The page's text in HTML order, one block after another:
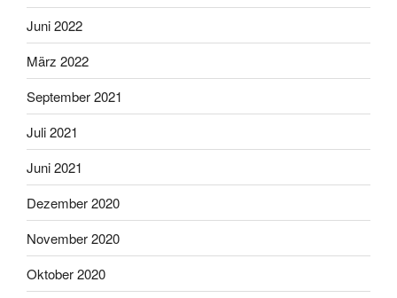
Juni 2022
März 2022
September 2021
Juli 2021
Juni 2021
Dezember 2020
November 2020
Oktober 2020